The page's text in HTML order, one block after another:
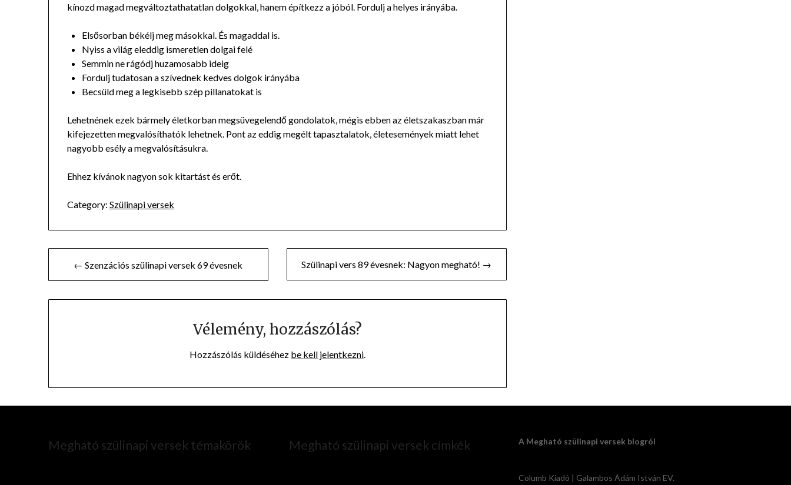
kínozd magad megváltoztathatatlan dolgokkal, hanem építkezz a jóból. Fordulj a helyes irányába.
Elsősorban békélj meg másokkal. És magaddal is.
Nyiss a világ eleddig ismeretlen dolgai felé
Semmin ne rágódj huzamosabb ideig
Fordulj tudatosan a szívednek kedves dolgok irányába
Becsüld meg a legkisebb szép pillanatokat is
Lehetnének ezek bármely életkorban megsüvegelendő gondolatok, mégis ebben az életszakaszban már
kifejezetten megvalósíthatók lehetnek. Pont az eddig megélt tapasztalatok, életesemények miatt lehet
nagyobb esély a megvalósításukra.
Ehhez kívánok nagyon sok kitartást és erőt.
Category: Szülinapi versek
Bejegyzés
navigáció
← Szenzációs szülinapi versek 69 évesnek Szülinapi vers 89 évesnek: Nagyon megható! →
Vélemény, hozzászólás?
Hozzászólás küldéséhez be kell jelentkezni.
Megható szülinapi versek témakörök Megható szülinapi versek címkék A Megható szülinapi versek blogról
Columb Kiadó | Galambos Ádám István EV.